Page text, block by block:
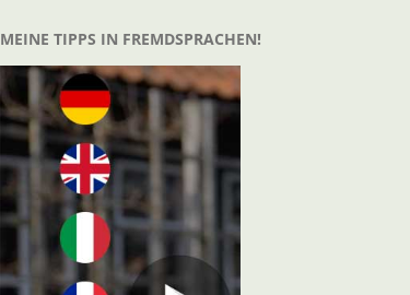
MEINE TIPPS IN FREMDSPRACHEN!